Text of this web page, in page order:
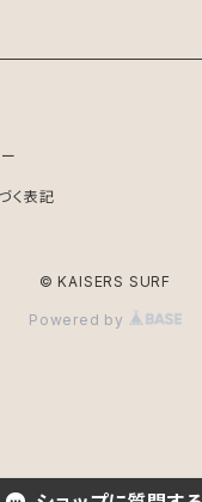
く表記
© KAISERS SURF
Powered by